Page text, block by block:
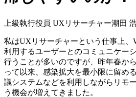
上級執行役員 UXリサーチャー潮田
私はUXリサーチャーという仕事上、
利用するユーザーとのコミュニケー
行うことが多いのですが、昨年春か
って以来、感染拡大を最小限に留め
議システムなどを利用しながらリモ
う機会が増えてきました。